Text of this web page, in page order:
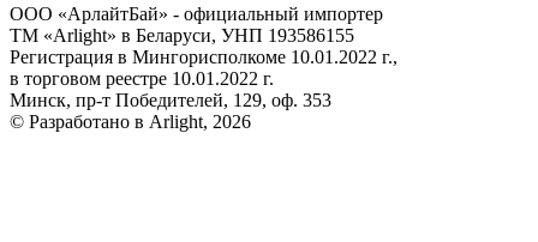
ООО «АрлайтБай» - официальный импортер
ТМ «Arlight» в Беларуси, УНП 193586155
Регистрация в Мингорисполкоме 10.01.2022 г.,
в торговом реестре 10.01.2022 г.
Минск, пр-т Победителей, 129, оф. 353
© Разработано в Arlight, 2026